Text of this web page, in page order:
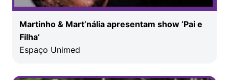
Martinho & Mart’nália apresentam show ‘Pai e
Filha’
Espaço Unimed